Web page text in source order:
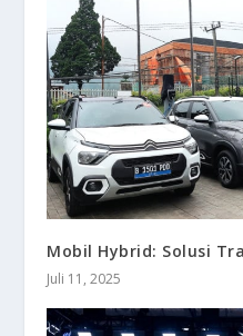
Mobil Hybrid: Solusi
Juli 11, 2025